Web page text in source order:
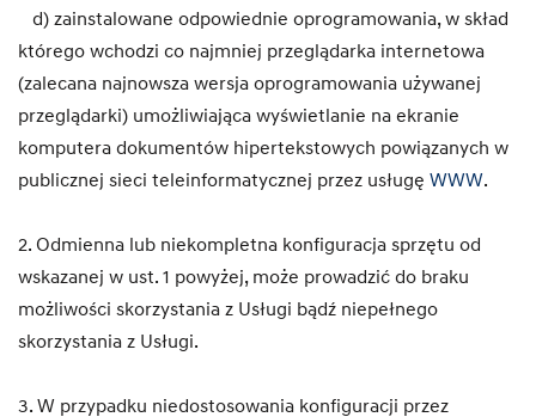
d) zainstalowane odpowiednie oprogramowania, w skład
którego wchodzi co najmniej przeglądarka internetowa
(zalecana najnowsza wersja oprogramowania używanej
przeglądarki) umożliwiająca wyświetlanie na ekranie
komputera dokumentów hipertekstowych powiązanych w
publicznej sieci teleinformatycznej przez usługę WWW.
2. Odmienna lub niekompletna konfiguracja sprzętu od
wskazanej w ust. 1 powyżej, może prowadzić do braku
możliwości skorzystania z Usługi bądź niepełnego
skorzystania z Usługi.
3. W przypadku niedostosowania konfiguracji przez